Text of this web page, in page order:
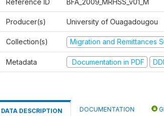
Reference ID BFA_2009_MRHSS_v01_M
Producer(s) University of Ouagadougou
Collection(s) Migration and Remittances
Metadata Documentation in PDF
DATA DESCRIPTION DOCUMENTATION